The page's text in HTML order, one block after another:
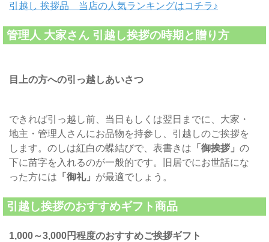
引越し 挨拶品 当店の人気ランキングはコチラ♪
管理人 大家さん 引越し挨拶の時期と贈り方
目上の方への引っ越しあいさつ
できれば引っ越し前、当日もしくは翌日までに、大家・
地主・管理人さんにお品物を持参し、引越しのご挨拶を
します。のしは紅白の蝶結びで、表書きは 「御挨拶」 の
下に苗字を入れるのが一般的です。旧居でにお世話にな
った方には 「御礼」 が最適でしょう。
引越し挨拶のおすすめギフト商品
1,000～3,000円程度のおすすめご挨拶ギフト